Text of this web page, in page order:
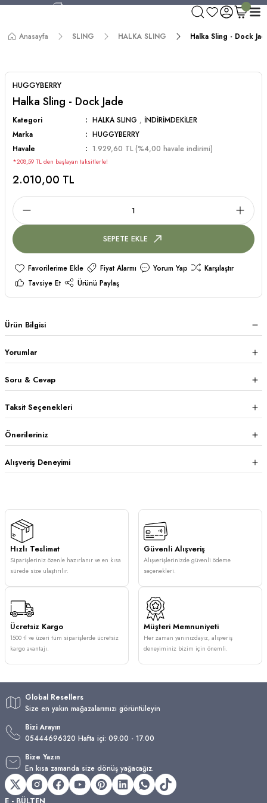
750 TL ve Üzeri Alışverişlerde Kargo Bedava!
Worldwide Shipping!
Anasayfa SLING HALKA SLING Halka Sling - Dock
HUGGYBERRY
Halka Sling - Dock Jade
Kategori HALKA SLING , İNDİRİMDEKİLER
Marka
HUGGYBERRY
Havale
1.929,60 TL (%4,00 havale indirimi)
*208,59 TL den başlayan taksitlerle!
2.010,00 TL
SEPETE EKLE
Fiyat Alarmı Yorum Yap
Karşılaştır
Tavsiye Et
Ürünü Paylaş
Ürün Bilgisi
Yorumlar
Soru & Cevap
Taksit Seçenekleri
Önerileriniz
Alışveriş Deneyimi
Hızlı Teslimat
Siparişleriniz özenle hazırlanır ve en kısa
sürede size ulaştırılır.
Güvenli Alışveriş
Alışverişlerinizde güvenli ödeme
seçenekleri.
Ücretsiz Kargo
1500 tl ve üzeri tüm siparişlerde ücretsiz
kargo avantajı.
Müşteri Memnuniyeti
Her zaman yanınızdayız, alışveriş
deneyiminiz bizim için önemli.
Global Resellers
Size en yakın mağazalarımızı görüntüleyin
Bizi Arayın
05444696320 Hafta içi: 09.00 - 17.00
Bize Yazın
En kısa zamanda size dönüş yağacağız.